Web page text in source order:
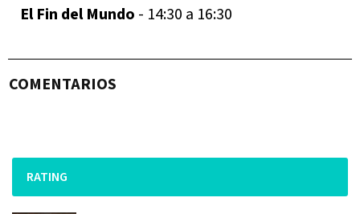
El Fin del Mundo - 14:30 a 16:30
COMENTARIOS
RATING